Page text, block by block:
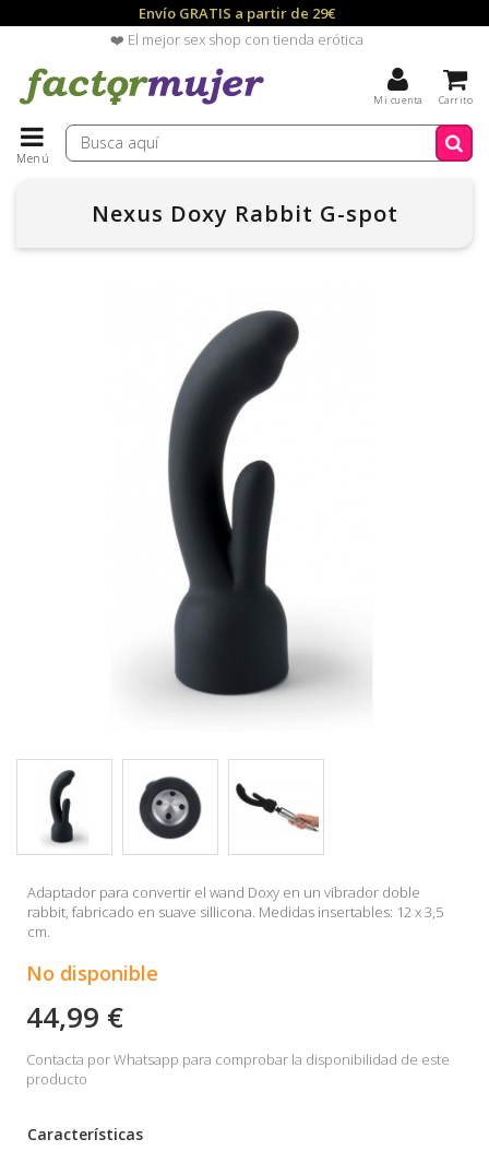
Envío GRATIS a partir de 29€
❤️ El mejor sex shop con tienda erótica
Carrito
Mi cuenta
Menú
Nexus Doxy Rabbit G-spot
Adaptador para convertir el wand Doxy en un vibrador doble
rabbit, fabricado en suave sillicona. Medidas insertables: 12 x 3,5
cm.
No disponible
44,99 €
Contacta por Whatsapp para comprobar la disponibilidad de este
producto
Características